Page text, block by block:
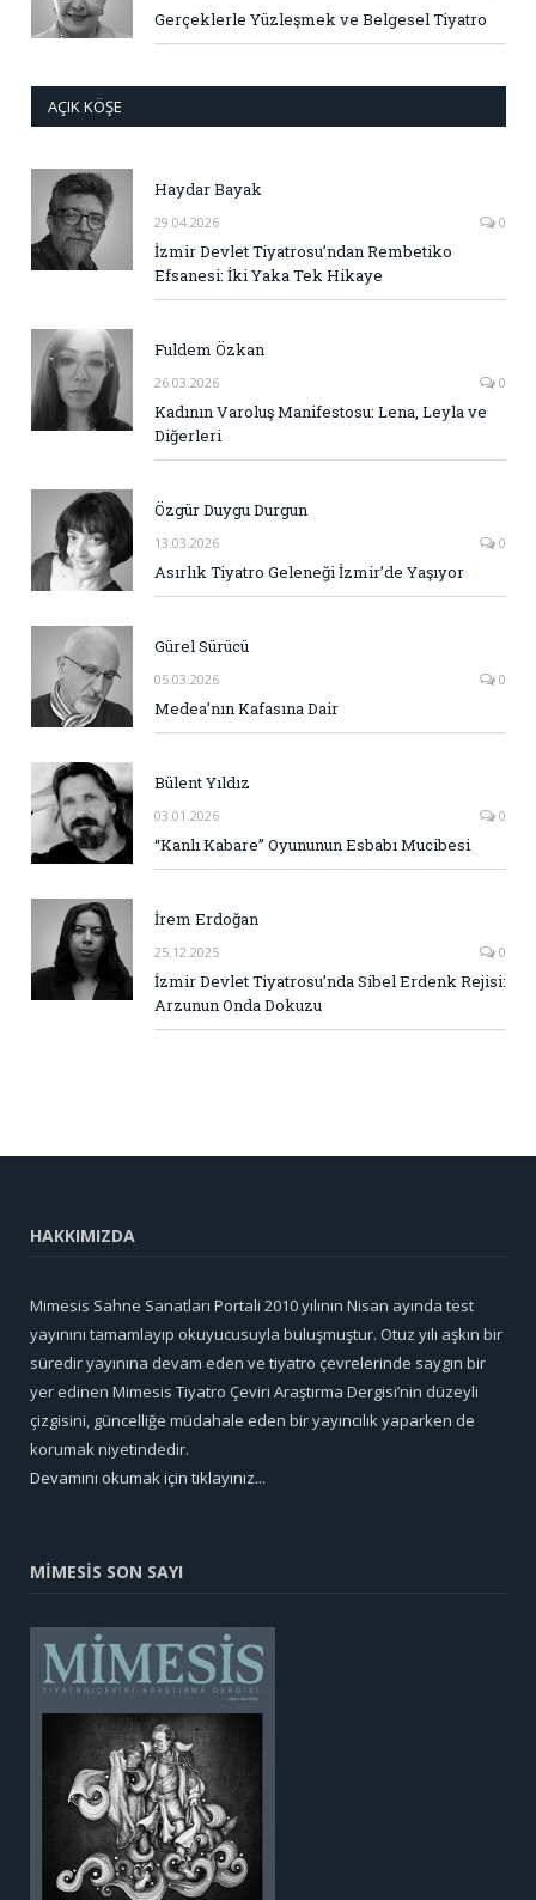
Gerçeklerle Yüzleşmek ve Belgesel Tiyatro
AÇIK KÖŞE
Haydar Bayak
29.04.2026 0
İzmir Devlet Tiyatrosu’ndan Rembetiko
Efsanesi: İki Yaka Tek Hikaye
Fuldem Özkan
26.03.2026 0
Kadının Varoluş Manifestosu: Lena, Leyla ve
Diğerleri
Özgür Duygu Durgun
13.03.2026 0
Asırlık Tiyatro Geleneği İzmir’de Yaşıyor
Gürel Sürücü
05.03.2026 0
Medea’nın Kafasına Dair
Bülent Yıldız
03.01.2026 0
“Kanlı Kabare” Oyununun Esbabı Mucibesi
İrem Erdoğan
25.12.2025 0
İzmir Devlet Tiyatrosu’nda Sibel Erdenk Rejisi:
Arzunun Onda Dokuzu
HAKKIMIZDA
Mimesis Sahne Sanatları Portali 2010 yılının Nisan ayında test
yayınını tamamlayıp okuyucusuyla buluşmuştur. Otuz yılı aşkın bir
süredir yayınına devam eden ve tiyatro çevrelerinde saygın bir
yer edinen Mimesis Tiyatro Çeviri Araştırma Dergisi’nin düzeyli
çizgisini, güncelliğe müdahale eden bir yayıncılık yaparken de
korumak niyetindedir.
Devamını okumak için tıklayınız...
MİMESİS SON SAYI